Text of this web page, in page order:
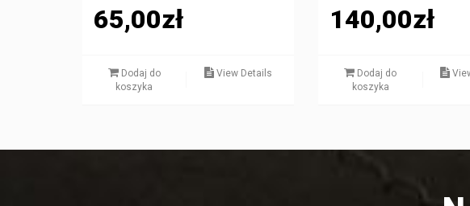
65,00zł
Dodaj do
koszyka
View Details
140,00zł
Dodaj do
koszyka